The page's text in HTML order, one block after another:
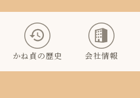
かね貞の歴史 会社情報